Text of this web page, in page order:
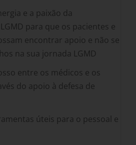
e a paixão da
para que os pacientes e
encontrar apoio e não se
na sua jornada LGMD
entre os médicos e os
do apoio à defesa de
úteis para o pessoal e